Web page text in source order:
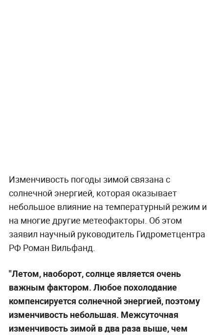
Изменчивость погоды зимой связана с
солнечной энергией, которая оказывает
небольшое влияние на температурный режим и
на многие другие метеофакторы. Об этом
заявил научный руководитель Гидрометцентра
РФ Роман Вильфанд.
"Летом, наоборот, солнце является очень
важным фактором. Любое похолодание
компенсируется солнечной энергией, поэтому
изменчивость небольшая. Межсуточная
изменчивость зимой в два раза выше, чем